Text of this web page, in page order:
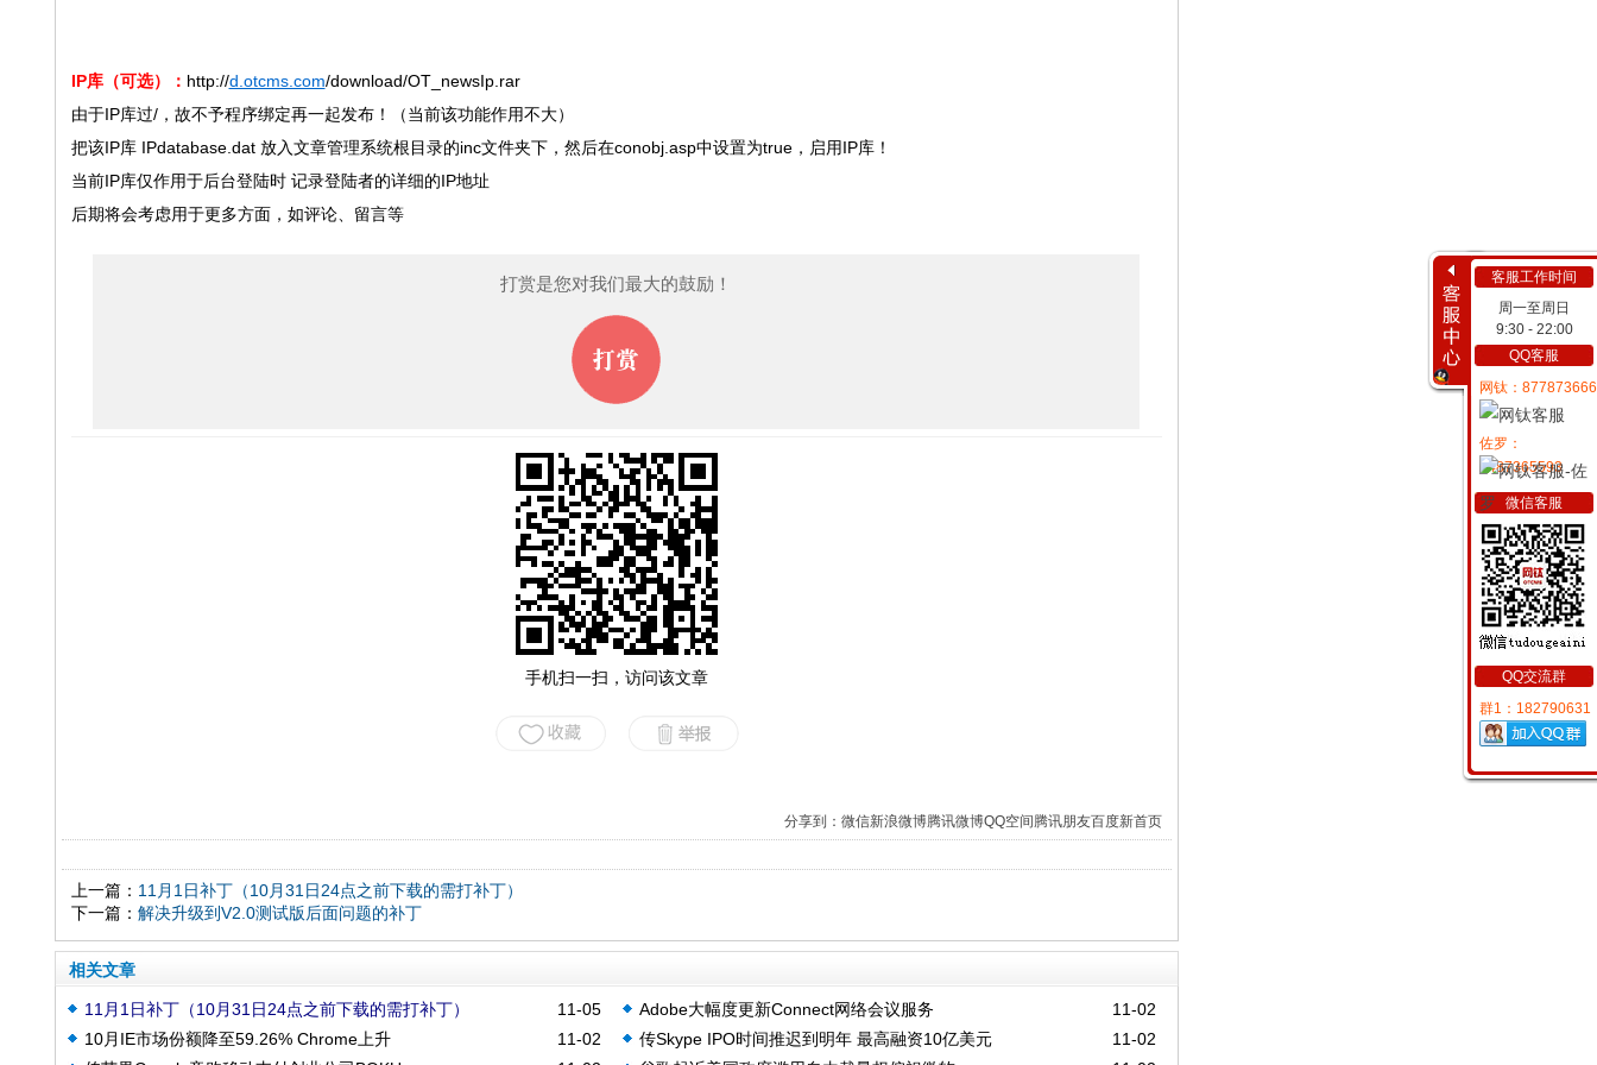
IP库（可选）： http://d.otcms.com/download/OT_newsIp.rar
由于IP库过/，故不予程序绑定再一起发布！（当前该功能作用不大）
把该IP库 IPdatabase.dat 放入文章管理系统根目录的inc文件夹下，然后在conobj.asp中设置为true，启用IP库！
当前IP库仅作用于后台登陆时 记录登陆者的详细的IP地址
后期将会考虑用于更多方面，如评论、留言等
打赏是您对我们最大的鼓励！
手机扫一扫，访问该文章
分享到： 微信新浪微博腾讯微博QQ空间 腾讯朋友百度新首页
上一篇： 11月1日补丁（10月31日24点之前下载的需打补丁）
下一篇： 解决升级到V2.0测试版后面问题的补丁
相关文章
11-05
11月1日补丁（10月31日24点之前下载的需打补丁） 11-02
Adobe大幅度更新Connect网络会议服务
11-02
10月IE市场份额降至59.26% Chrome上升 11-02
传Skype IPO时间推迟到明年 最高融资10亿美元
客服工作时间
周一至周日
9:30 - 22:00
QQ客服
网钛：877873666
佐罗：
2487365593
微信客服
QQ交流群
群1：182790631